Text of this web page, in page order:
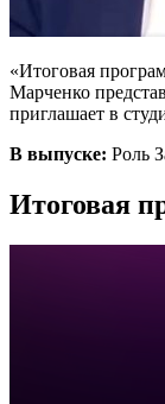
«Итоговая
Марченко
приглашает в
В выпуске: Роль
Итоговая